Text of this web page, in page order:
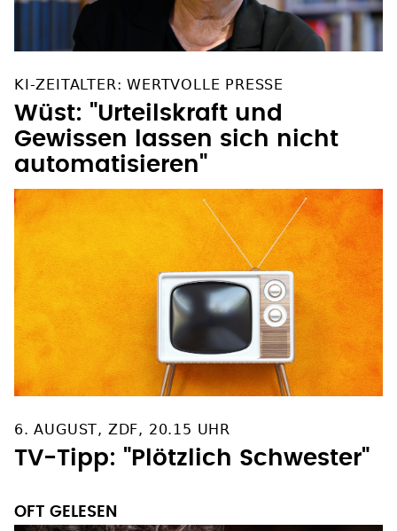
KI-ZEITALTER: WERTVOLLE PRESSE
Wüst: "Urteilskraft und
Gewissen lassen sich nicht
automatisieren"
6. AUGUST, ZDF, 20.15 UHR
TV-Tipp: "Plötzlich Schwester"
OFT GELESEN